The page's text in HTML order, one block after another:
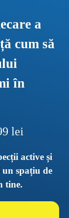
a
cum să
în
lei
active și
spațiu de
tine.